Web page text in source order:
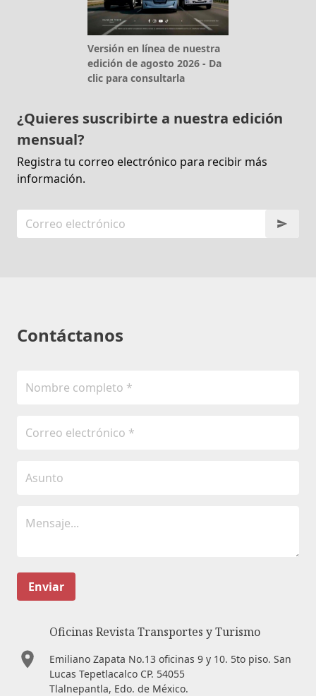
Versión en línea de nuestra
edición de agosto 2026 - Da
clic para consultarla
¿Quieres suscribirte a nuestra edición
mensual?
Registra tu correo electrónico para recibir más
información.
Contáctanos
Enviar
Oficinas Revista Transportes y Turismo
Emiliano Zapata No.13 oficinas 9 y 10. 5to piso. San
Lucas Tepetlacalco CP. 54055
Tlalnepantla, Edo. de México.